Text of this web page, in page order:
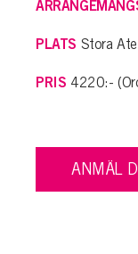
PLATS Stora
PRIS 4220:-
ANMÄL